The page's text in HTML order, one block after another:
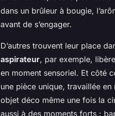
dans un brûleur à bougie,
avant de s’engager.
D’autres trouvent leur place
aspirateur, par exemple,
en moment sensoriel. Et côté
une pièce unique, travaillée en
objet déco même une fois la
aussi à des moments forts :